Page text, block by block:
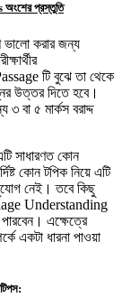
প্রস্তুতি
করার জন্য
টি বুঝে তা থেকে
উত্তর দিতে হবে।
বা ৫ মার্কস বরাদ্দ
সাধারণত কোন
কোন টপিক নিয়ে এটি
নেই। তবে কিছু
Understanding
এক্ষেত্রে
একটা ধারনা পাওয়া